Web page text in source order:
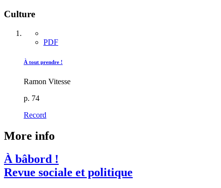
Culture
PDF
À tout prendre !
Ramon Vitesse
p. 74
Record
More info
À bâbord !
Revue sociale et politique